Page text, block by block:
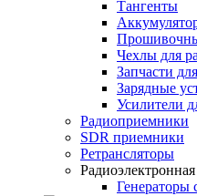
Тангенты
Чехлы для
Запчасти
Зарядные
Усилители
Радиоприемники
SDR приемники
Ретрансляторы
Генераторы